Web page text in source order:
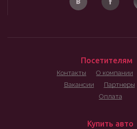
Посетителям
Контакты О компании
Вакансии
Партнеры
Оплата
Купить авто